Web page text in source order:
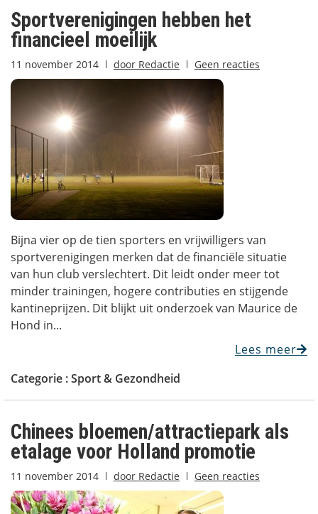
Sportverenigingen hebben het
financieel moeilijk
11 november 2014 door Redactie Geen reacties
Bijna vier op de tien sporters en vrijwilligers van
sportverenigingen merken dat de financiële situatie
van hun club verslechtert. Dit leidt onder meer tot
minder trainingen, hogere contributies en stijgende
kantineprijzen. Dit blijkt uit onderzoek van Maurice de
Hond in...
Lees meer
Categorie :Sport & Gezondheid
Chinees bloemen/attractiepark als
etalage voor Holland promotie
11 november 2014 door Redactie Geen reacties